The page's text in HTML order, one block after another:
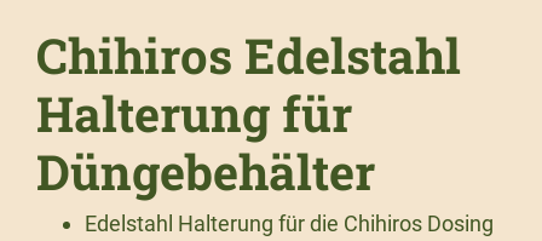
Chihiros Edelstahl
Halterung für
Düngebehälter
Edelstahl Halterung für die Chihiros Dosing